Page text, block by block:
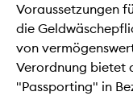
Voraussetzungen
die
von
Verordnung bietet
"Passporting" in